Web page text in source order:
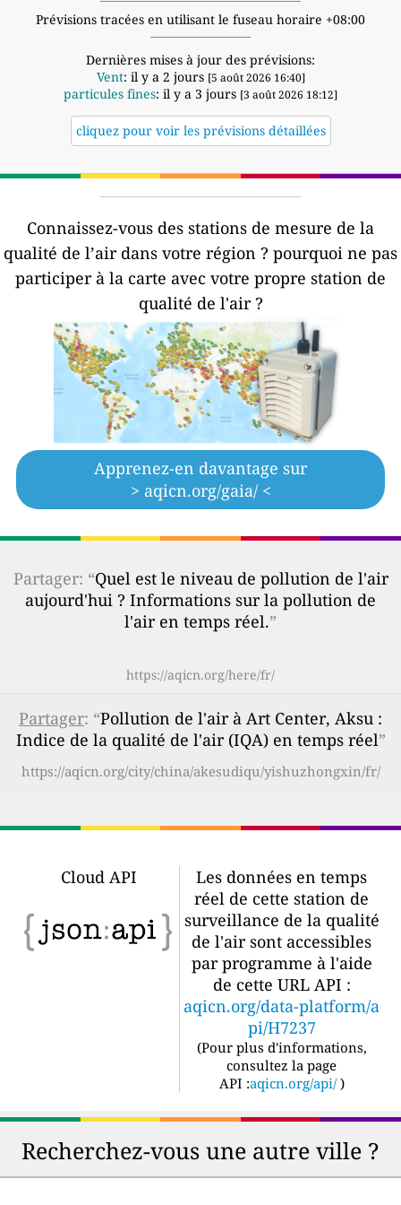
Prévisions tracées en utilisant le fuseau horaire +08:00
Dernières mises à jour des prévisions:
Vent: il y a 2 jours [5 août 2026 16:40]
particules fines: il y a 3 jours [3 août 2026 18:12]
cliquez pour voir les prévisions détaillées
Connaissez-vous des stations de mesure de la
qualité de l’air dans votre région ? pourquoi ne pas
participer à la carte avec votre propre station de
qualité de l'air ?
Apprenez-en davantage sur
> aqicn.org/gaia/ <
Partager: “Quel est le niveau de pollution de l'air
aujourd'hui ? Informations sur la pollution de
l'air en temps réel.”
https://aqicn.org/here/fr/
Partager: “Pollution de l'air à Art Center, Aksu :
Indice de la qualité de l'air (IQA) en temps réel”
https://aqicn.org/city/china/akesudiqu/yishuzhongxin/fr/
Cloud API
Les données en temps
réel de cette station de
surveillance de la qualité
de l'air sont accessibles
par programme à l'aide
de cette URL API :
aqicn.org/data-platform/a
pi/H7237
(Pour plus d'informations,
consultez la page
API :aqicn.org/api/ )
Recherchez-vous une autre ville ?